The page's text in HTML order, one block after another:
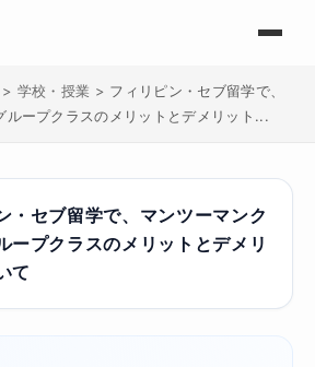
> 学校・授業 > フィリピン・セブ留学で、
ループクラスのメリットとデメリット...
・セブ留学で、マンツーマンク
ープクラスのメリットとデメリ
て